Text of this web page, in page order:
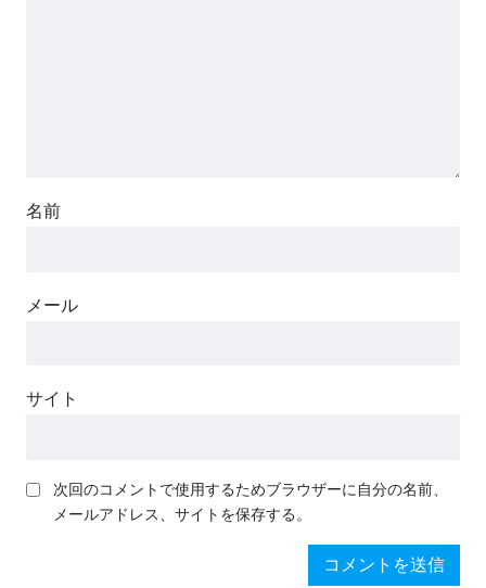
名前
メール
サイト
次回のコメントで使用するためブラウザーに自分の名前、
メールアドレス、サイトを保存する。